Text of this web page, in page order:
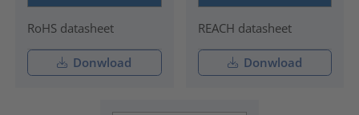
RoHS datasheet
Donwload
REACH datasheet
Donwload